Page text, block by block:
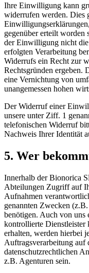
Ihre Einwilligung kann
widerrufen werden. Dies
gegenüber erteilt worden
der Einwilligung nicht
erfolgten Verarbeitung
Widerrufs ein Recht zur
Rechtsgründen ergeben.
eine Vernichtung von
unangemessen hohen
Der Widerruf einer
unsere unter Ziff. 1
telefonischen Widerruf
Nachweis Ihrer Identität
5. Wer
Innerhalb der Bionorica
Abteilungen Zugriff auf
Aufnahmen
genannten Zwecken
benötigen. Auch von uns
kontrollierte Dienstleister
erhalten, werden hierbei
Auftragsverarbeitung auf
datenschutzrechtlichen
z.B. Agenturen sein.